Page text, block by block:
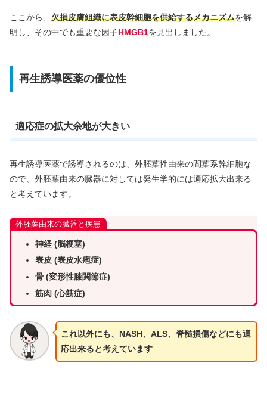
ここから、 欠損皮膚組織に表皮幹細胞を供給するメカニズムを解
明し、その中でも重要な因子HMGB1を見出しました。
再生誘導医薬の優位性
適応症の拡大余地が大きい
再生誘導医薬で誘導されるのは、外胚葉性由来の間葉系幹細胞な
ので、外胚葉由来の臓器に対しては発生学的には適応拡大出来る
と考えています。
外胚葉由来の臓器と疾患
神経 (脳梗塞)
表皮 (表皮水疱症)
骨 (変形性膝関節症)
筋肉 (心筋症)
これ以外にも、NASH、ALS、脊髄損傷などにも適
応出来ると考えています